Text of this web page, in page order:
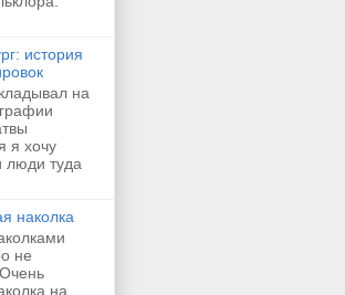
история
на
я хочу
люди туда
наколка
не
на